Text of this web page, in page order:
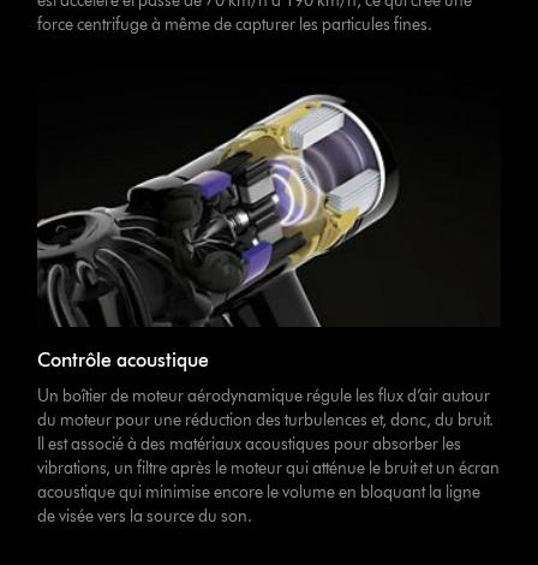
force centrifuge à même de capturer les particules fines.
Contrôle acoustique
Un boîtier de moteur aérodynamique régule les flux d’air autour
du moteur pour une réduction des turbulences et, donc, du bruit.
Il est associé à des matériaux acoustiques pour absorber les
vibrations, un filtre après le moteur qui atténue le bruit et un écran
acoustique qui minimise encore le volume en bloquant la ligne
de visée vers la source du son.